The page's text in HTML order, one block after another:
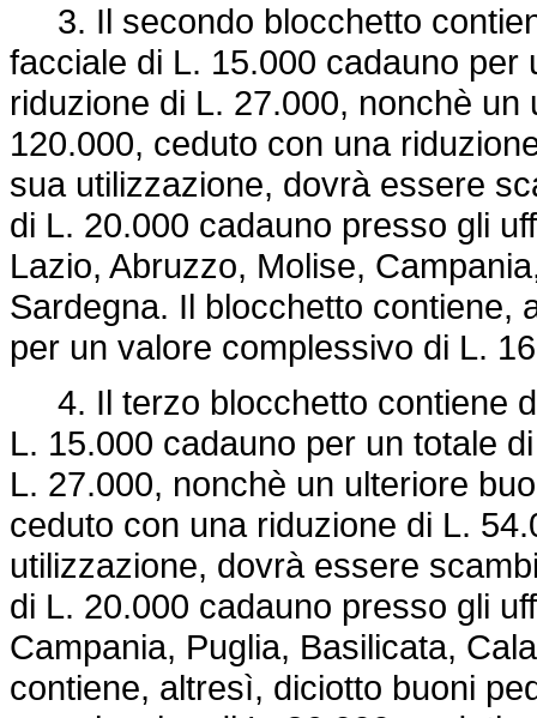
3. Il secondo blocchetto
facciale di L. 15.000 cadauno
riduzione di L. 27.000, nonchè
120.000, ceduto con una
sua utilizzazione, dovrà essere
di L. 20.000 cadauno presso gli
Lazio, Abruzzo, Molise,
Sardegna. Il blocchetto contiene,
per un valore complessivo di L.
4. Il terzo blocchetto contiene
L. 15.000 cadauno per un totale
L. 27.000, nonchè un ulteriore
ceduto con una riduzione di L.
utilizzazione, dovrà essere
di L. 20.000 cadauno presso gli
Campania, Puglia, Basilicata,
contiene, altresì, diciotto buoni